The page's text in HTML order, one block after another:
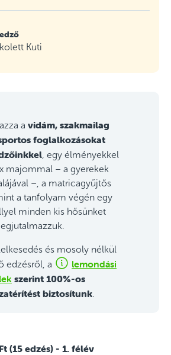
Kuti
a vidám, szakmailag
foglalkozásokat
, egy élményekkel
majommal – a gyerekek
–, a matricagyűjtős
a tanfolyam végén egy
minden kis hősünket
és mosoly nélkül
edzésről, a
lemondási
szerint 100%-os
biztosítunk.
(15 edzés)- 1. félév